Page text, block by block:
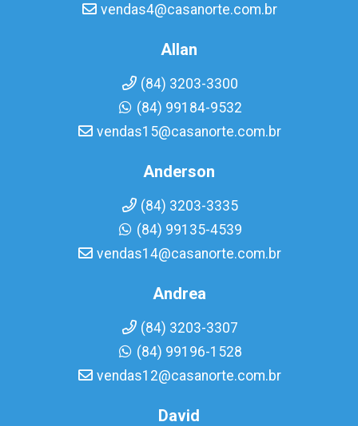
vendas4@casanorte.com.br
Allan
(84) 3203-3300
(84) 99184-9532
vendas15@casanorte.com.br
Anderson
(84) 3203-3335
(84) 99135-4539
vendas14@casanorte.com.br
Andrea
(84) 3203-3307
(84) 99196-1528
vendas12@casanorte.com.br
David